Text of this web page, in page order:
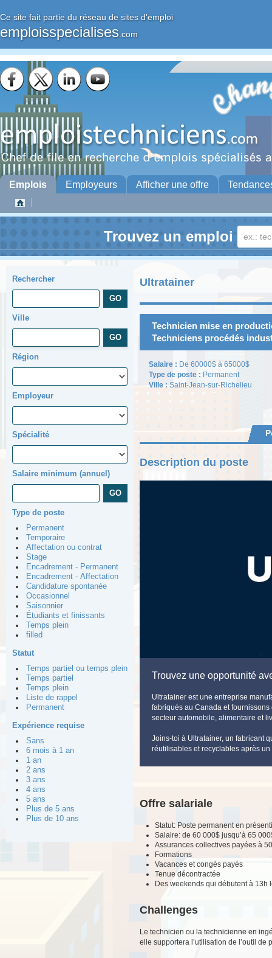
Ce site fait partie du réseau de sites d'emploi
emploisspecialises .com
Emplois Employeurs Afficher une offre
Trouvez un emploi
Rechercher
Ville
Région
Employeur
Spécialité
Salaire minimum (annuel)
Type de poste
Permanent
Temporaire
Affectation ou contrat
Stage
Encadrement - Permanent
Encadrement - Affectation
Candidature spontanée
Occasionnel
Saisonnier
Étudiants et finissants
Temps plein
filled
Statut
Temps partiel ou temps plein
Temps partiel
Temps plein
Liste de rappel
Permanent
Expérience requise
Sans
6 mois à 1 an
1 an
2 ans
3 ans
4 ans
5 ans
Plus de 5 ans
Plus de 10 ans
Ultratainer
Technicien mise en
Techniciens procédés
Salaire : De 60000$ à 65000$
Type de poste : Permanent
Ville : Saint-Jean-sur-Richelieu
Description du poste
Trouvez une opportunité
Ultratainer est une entreprise
fabriqués au Canada et
secteur automobile, alimentaire et
Joins-toi à Ultratainer, un fabricant
réutilisables et recyclables après
Offre salariale
Statut: Poste permanent en
Salaire: de 60 000$ jusqu’à 65
Assurances collectives payées à
Formations
Vacances et congés payés
Tenue décontractée
Des weekends qui débutent à 13h
Challenges
Le technicien ou la technicienne en
elle supportera l’utilisation de l’outil